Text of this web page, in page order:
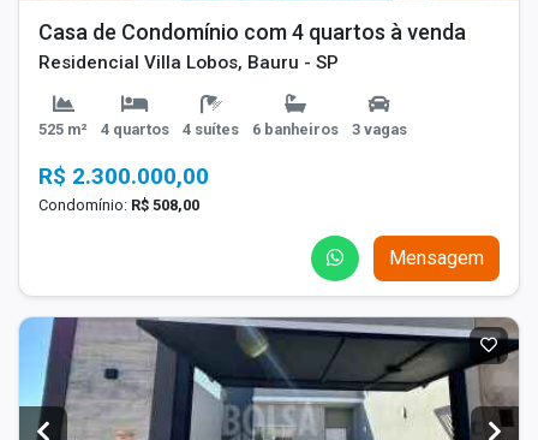
Casa de Condomínio com 4 quartos à venda
Residencial Villa Lobos, Bauru - SP
525 m² 4 quartos 4 suítes 6 banheiros 3 vagas
R$ 2.300.000,00
Condomínio: R$ 508,00
Mensagem